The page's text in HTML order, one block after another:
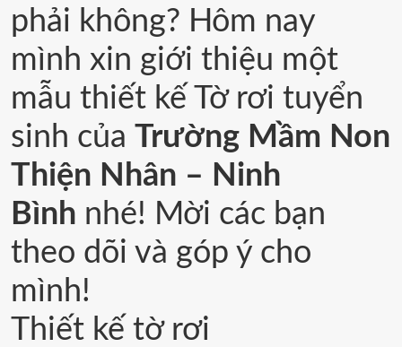
phải không? Hôm nay
mình xin giới thiệu một
mẫu thiết kế Tờ rơi tuyển
sinh của Trường Mầm Non
Thiện Nhân – Ninh
Bình nhé! Mời các bạn
theo dõi và góp ý cho
mình!
Thiết kế tờ rơi